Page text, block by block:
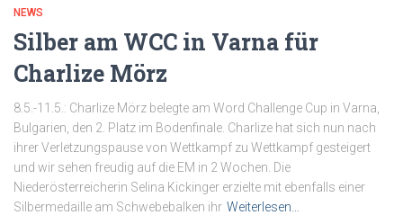
NEWS
Silber am WCC in Varna für
Charlize Mörz
8.5.-11.5.: Charlize Mörz belegte am Word Challenge Cup in Varna,
Bulgarien, den 2. Platz im Bodenfinale. Charlize hat sich nun nach
ihrer Verletzungspause von Wettkampf zu Wettkampf gesteigert
und wir sehen freudig auf die EM in 2 Wochen. Die
Niederösterreicherin Selina Kickinger erzielte mit ebenfalls einer
Silbermedaille am Schwebebalken ihr Weiterlesen…